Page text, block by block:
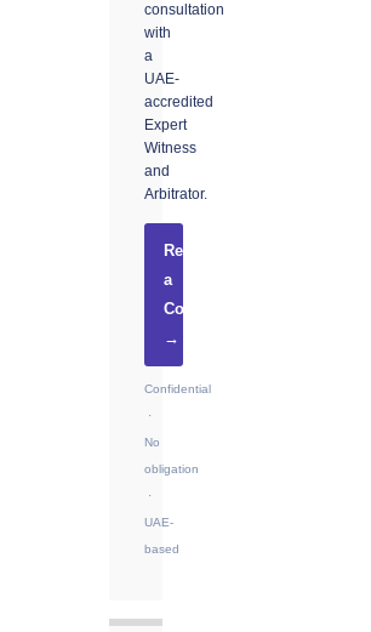
consultation
with
a
UAE-
accredited
Expert
Witness
and
Arbitrator.
Request
a
Consultation
→
Confidential
·
No
obligation
·
UAE-
based